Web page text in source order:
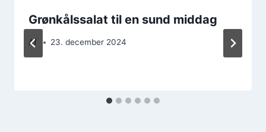
Grønkålssalat til en sund middag
Af 23. december 2024